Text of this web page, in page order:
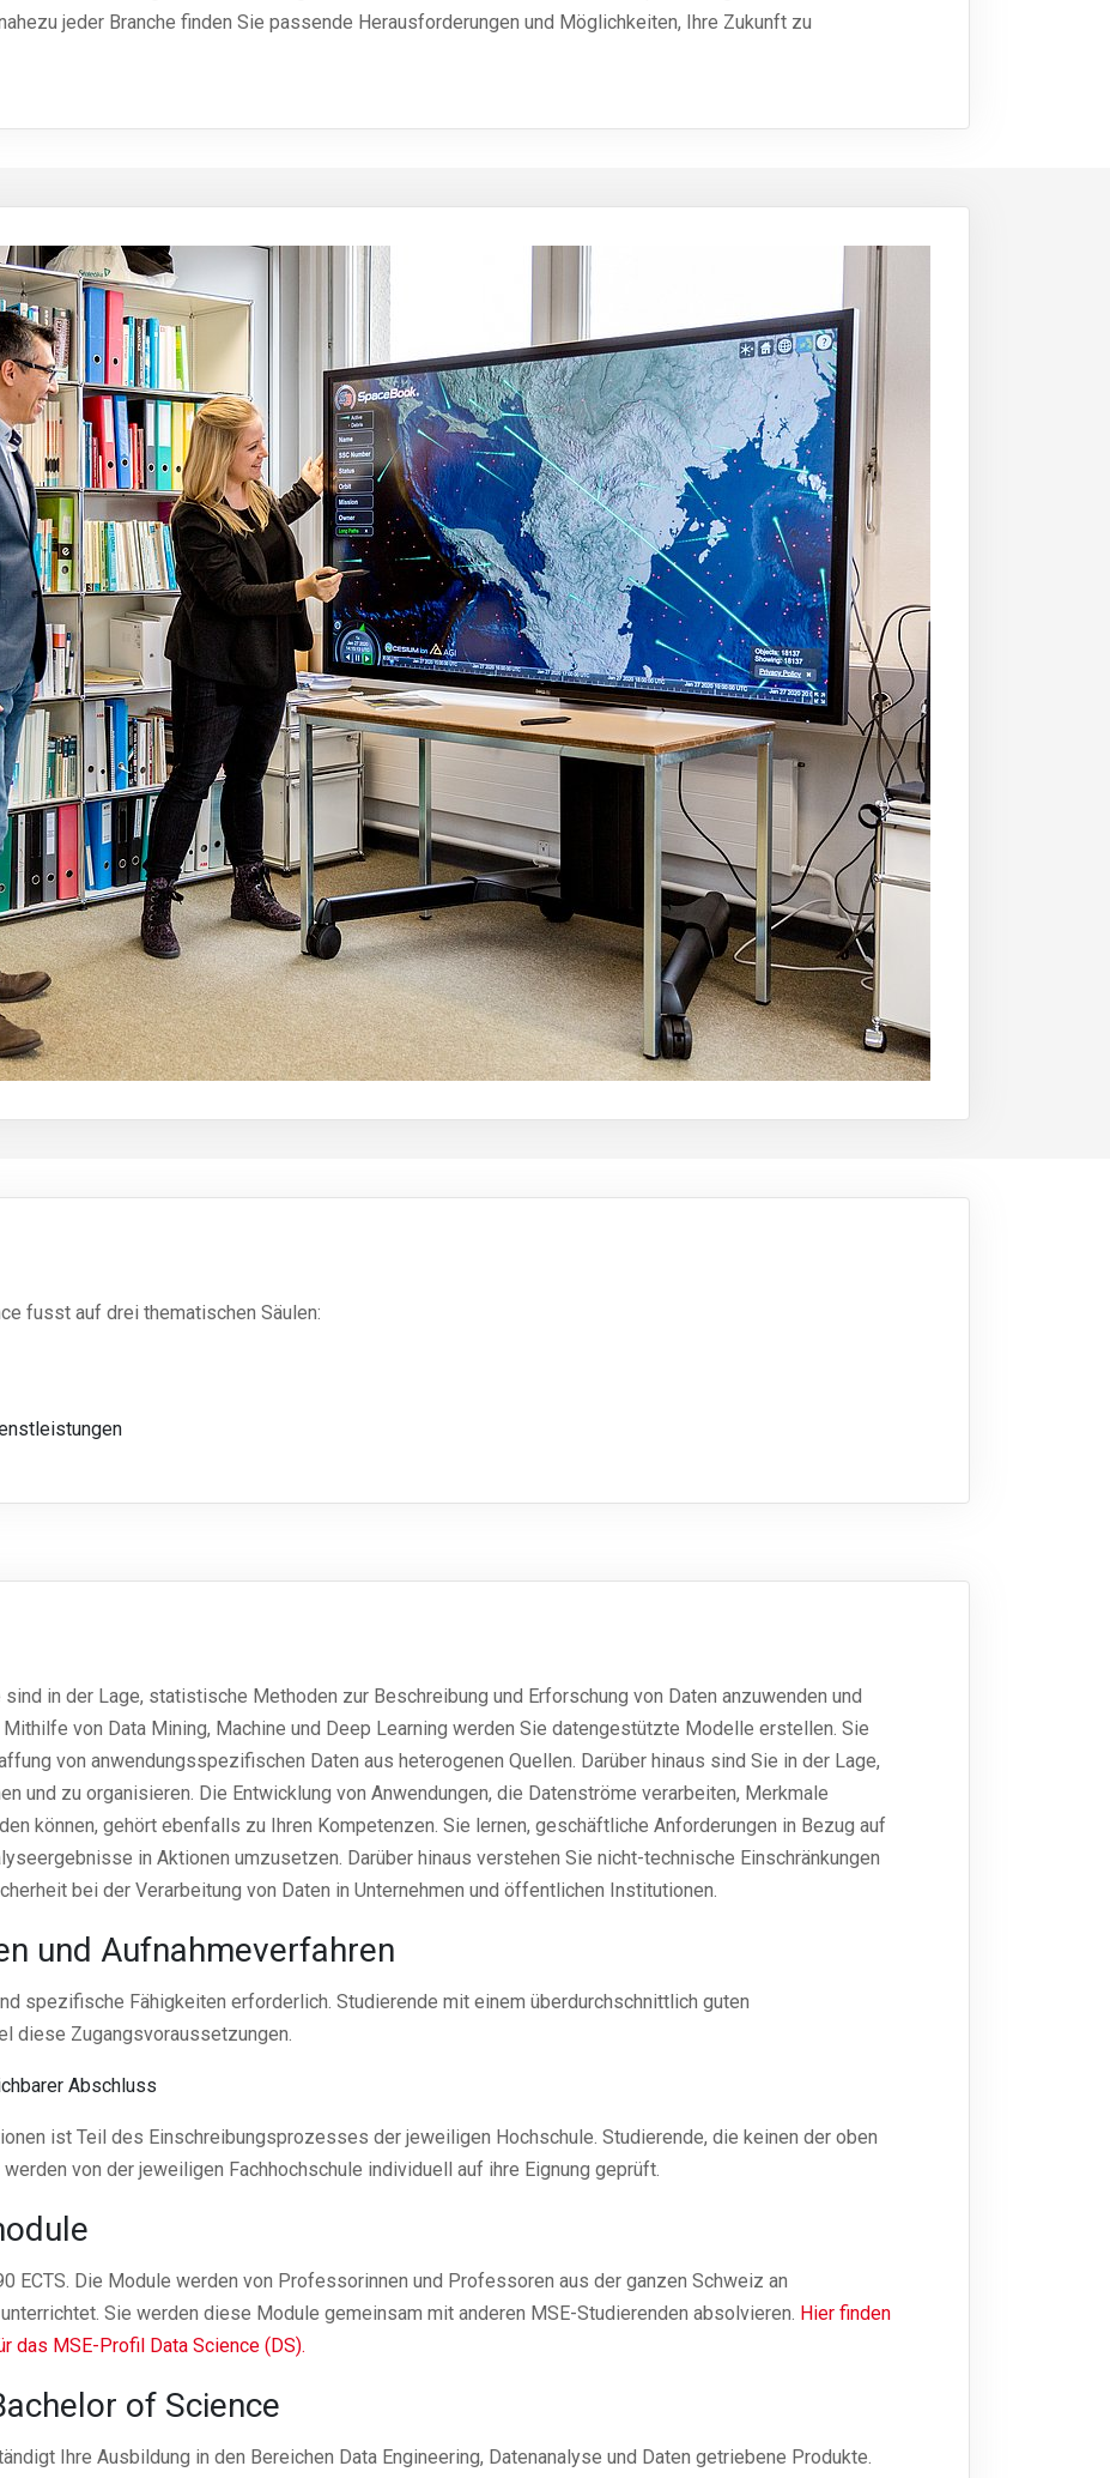
jeder Branche finden Sie passende Herausforderungen und Möglichkeiten, Ihre Zukunft zu
fusst auf drei thematischen Säulen:
in der Lage, statistische Methoden zur Beschreibung und Erforschung von Daten anzuwenden und
von Data Mining, Machine und Deep Learning werden Sie datengestützte Modelle erstellen. Sie
von anwendungsspezifischen Daten aus heterogenen Quellen. Darüber hinaus sind Sie in der Lage,
und zu organisieren. Die Entwicklung von Anwendungen, die Datenströme verarbeiten, Merkmale
können, gehört ebenfalls zu Ihren Kompetenzen. Sie lernen, geschäftliche Anforderungen in Bezug auf
in Aktionen umzusetzen. Darüber hinaus verstehen Sie nicht-technische Einschränkungen
bei der Verarbeitung von Daten in Unternehmen und öffentlichen Institutionen.
und Aufnahmeverfahren
spezifische Fähigkeiten erforderlich. Studierende mit einem überdurchschnittlich guten
diese Zugangsvoraussetzungen.
Abschluss
ist Teil des Einschreibungsprozesses der jeweiligen Hochschule. Studierende, die keinen der oben
von der jeweiligen Fachhochschule individuell auf ihre Eignung geprüft.
ECTS. Die Module werden von Professorinnen und Professoren aus der ganzen Schweiz an
Sie werden diese Module gemeinsam mit anderen MSE-Studierenden absolvieren. Hier finden
das MSE-Profil Data Science (DS).
of Science
Ihre Ausbildung in den Bereichen Data Engineering, Datenanalyse und Daten getriebene Produkte.